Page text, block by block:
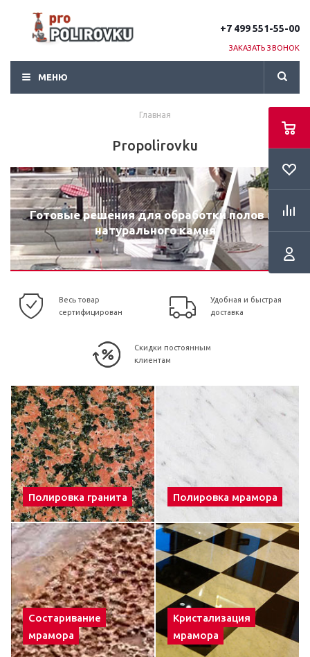
+7 499 551-55-00
ЗАКАЗАТЬ ЗВОНОК
МЕНЮ
Главная
Propolirovku
Готовые решения для обработки полов из
натурального камня
Весь товар
сертифицирован
Удобная и быстрая
доставка
Скидки постоянным
клиентам
Полировка гранита Полировка мрамора
Состаривание
мрамора
Кристализация
мрамора